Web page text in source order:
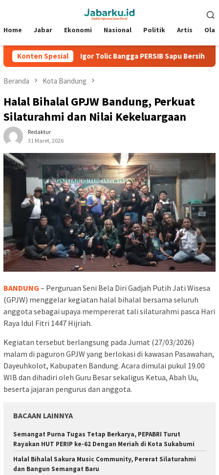
Mobile
Home Jabar Ekonomi Nasional Politik Artis
Konten SpesialIgor Tolic Bangga PERSIB Sapu Bersih Grup A Piala
Beranda Kota Bandung
Halal Bihalal GPJW Bandung, Perkuat
Silaturahmi dan Nilai Kekeluargaan
Redaktur
31 Maret, 2026
BANDUNG – Perguruan Seni Bela Diri Gadjah Putih Jati Wisesa
(GPJW) menggelar kegiatan halal bihalal bersama seluruh
anggota sebagai upaya mempererat tali silaturahmi pasca Hari
Raya Idul Fitri 1447 Hijriah.
Kegiatan tersebut berlangsung pada Jumat (27/03/2026)
malam di paguron GPJW yang berlokasi di kawasan Pasawahan,
Dayeuhkolot, Kabupaten Bandung. Acara dimulai pukul 19.00
WIB dan dihadiri oleh Guru Besar sekaligus Ketua, Abah Uu,
beserta jajaran pengurus dan anggota.
BACAAN LAINNYA
Semangat Purna Tugas Tetap Berkarya, PEPABRI Turut
Rayakan HUT PERIP ke-62 Dengan Meriah di Kota Sukabumi
Halal Bihalal Sakura Music Community, Pererat Silaturahmi
dan Bangun Semangat Baru